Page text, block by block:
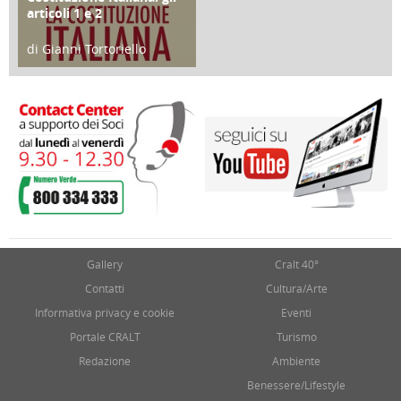
articoli 1 e 2
di Gianni Tortoriello
17 Marzo 2018
Gallery
Contatti
Informativa privacy e cookie
Portale CRALT
Redazione
Cralt 40°
Cultura/Arte
Eventi
Turismo
Ambiente
Benessere/Lifestyle